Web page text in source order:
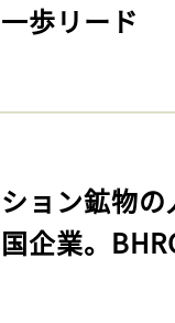
歩リード
ション鉱物
企業。